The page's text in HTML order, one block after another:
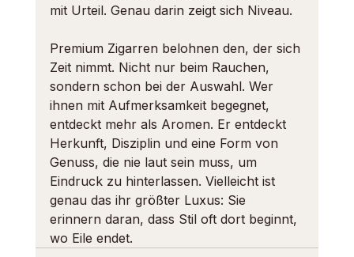
mit Urteil. Genau darin zeigt sich Niveau.
Premium Zigarren belohnen den, der sich
Zeit nimmt. Nicht nur beim Rauchen,
sondern schon bei der Auswahl. Wer
ihnen mit Aufmerksamkeit begegnet,
entdeckt mehr als Aromen. Er entdeckt
Herkunft, Disziplin und eine Form von
Genuss, die nie laut sein muss, um
Eindruck zu hinterlassen. Vielleicht ist
genau das ihr größter Luxus: Sie
erinnern daran, dass Stil oft dort beginnt,
wo Eile endet.